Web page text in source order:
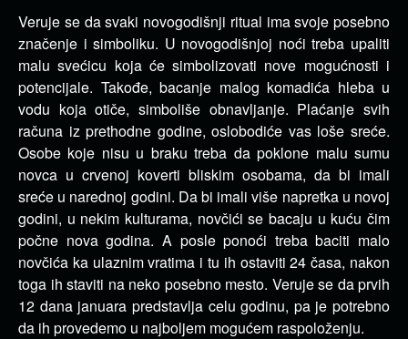
Veruje se da svaki novogodišnji ritual ima svoje posebno
značenje i simboliku. U novogodišnjoj noći treba upaliti
malu svećicu koja će simbolizovati nove mogućnosti i
potencijale. Takođe, bacanje malog komadića hleba u
vodu koja otiče, simboliše obnavljanje. Plaćanje svih
računa iz prethodne godine, oslobodiće vas loše sreće.
Osobe koje nisu u braku treba da poklone malu sumu
novca u crvenoj koverti bliskim osobama, da bi imali
sreće u narednoj godini. Da bi imali više napretka u novoj
godini, u nekim kulturama, novčići se bacaju u kuću čim
počne nova godina. A posle ponoći treba baciti malo
novčića ka ulaznim vratima i tu ih ostaviti 24 časa, nakon
toga ih staviti na neko posebno mesto. Veruje se da prvih
12 dana januara predstavlja celu godinu, pa je potrebno
da ih provedemo u najboljem mogućem raspoloženju.